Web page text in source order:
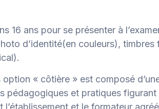
16 ans pour se présenter à
d’identité(en couleurs),
option « côtière » est composé
pédagogiques et pratiques
et le formateur